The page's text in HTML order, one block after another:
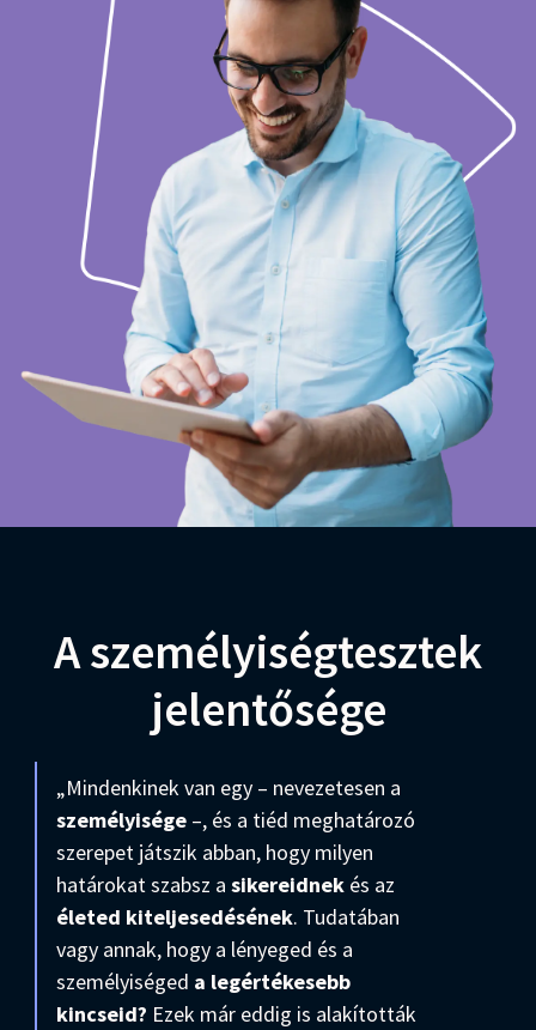
A személyiségtesztek
jelentősége
„Mindenkinek van egy – nevezetesen a
személyisége –, és a tiéd meghatározó
szerepet játszik abban, hogy milyen
határokat szabsz a sikereidnek és az
életed kiteljesedésének. Tudatában
vagy annak, hogy a lényeged és a
személyiséged a legértékesebb
kincseid? Ezek már eddig is alakították